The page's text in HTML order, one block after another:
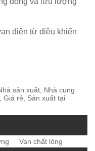
điện từ điều khiển
sản xuất, Nhà cung
Giá rẻ, Sản xuất tại
Van chất lỏng